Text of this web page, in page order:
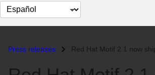
Cambiar
el
Press releases Red Hat Motif 2.1 now